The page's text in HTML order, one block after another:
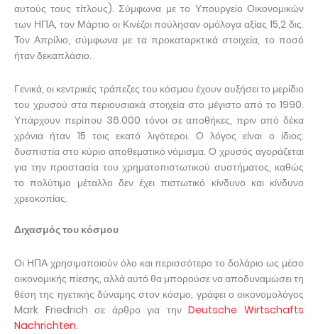
αυτούς τους τίτλους). Σύμφωνα με το Υπουργείο Οικονομικών
των ΗΠΑ, τον Μάρτιο οι Κινέζοι πούλησαν ομόλογα αξίας 15,2 δις.
Τον Απρίλιο, σύμφωνα με τα προκαταρκτικά στοιχεία, το ποσό
ήταν δεκαπλάσιο.
Γενικά, οι κεντρικές τράπεζες του κόσμου έχουν αυξήσει το μερίδιο
του χρυσού στα περιουσιακά στοιχεία στο μέγιστο από το 1990.
Υπάρχουν περίπου 36.000 τόνοι σε αποθήκες, πριν από δέκα
χρόνια ήταν 15 τοις εκατό λιγότεροι. Ο λόγος είναι ο ίδιος:
δυσπιστία στο κύριο αποθεματικό νόμισμα. Ο χρυσός αγοράζεται
για την προστασία του χρηματοπιστωτικού συστήματος, καθώς
το πολύτιμο μέταλλο δεν έχει πιστωτικό κίνδυνο και κίνδυνο
χρεοκοπίας.
Διχασμός του κόσμου
Οι ΗΠΑ χρησιμοποιούν όλο και περισσότερο το δολάριο ως μέσο
οικονομικής πίεσης, αλλά αυτό θα μπορούσε να αποδυναμώσει τη
θέση της ηγετικής δύναμης στον κόσμο, γράφει ο οικονομολόγος
Mark Friedrich σε άρθρο για τηνDeutsche Wirtschafts
Nachrichten.